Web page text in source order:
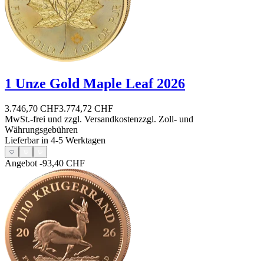
1 Unze Gold Maple Leaf 2026
3.746,70 CHF3.774,72 CHF
MwSt.-frei und zzgl. Versandkostenzzgl. Zoll- und
Währungsgebühren
Lieferbar in 4-5 Werktagen
Angebot -93,40 CHF